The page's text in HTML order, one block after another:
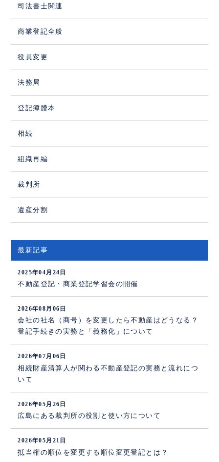
司法書士関連
商業登記全般
役員変更
法務局
登記簿謄本
相続
組織再編
裁判所
遺産分割
最新記事
2025年04月24日
不動産登記・商業登記学習会の開催
2026年08月06日
会社の社名（商号）を変更したら不動産はどうなる？
登記手続きの実務と「義務化」について
2026年07月06日
相続財産清算人が関わる不動産登記の実務と流れにつ
いて
2026年05月26日
広島にある裁判所の役割と使い方について
2026年05月21日
抵当権の順位を変更する順位変更登記とは？